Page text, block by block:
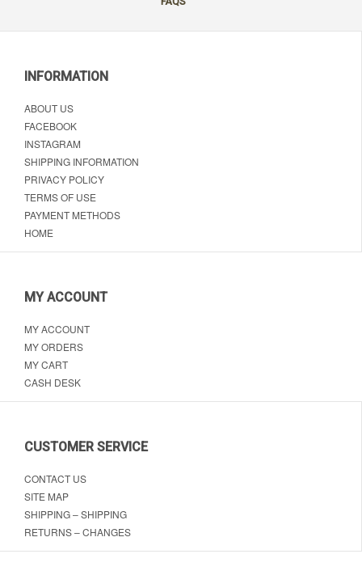
INFORMATION
ABOUT US
FACEBOOK
INSTAGRAM
SHIPPING INFORMATION
PRIVACY POLICY
TERMS OF USE
PAYMENT METHODS
HOME
MY ACCOUNT
MY ACCOUNT
MY ORDERS
MY CART
CASH DESK
CUSTOMER SERVICE
CONTACT US
SITE MAP
SHIPPING – SHIPPING
RETURNS – CHANGES